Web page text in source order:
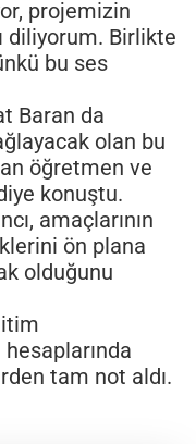
projemizin
diliyorum. Birlikte
bu ses
Baran da
olan bu
öğretmen ve
konuştu.
amaçlarının
ön plana
olduğunu
tam not aldı.